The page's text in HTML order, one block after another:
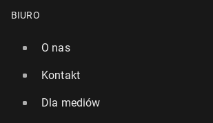
BIURO
O nas
Kontakt
Dla mediów